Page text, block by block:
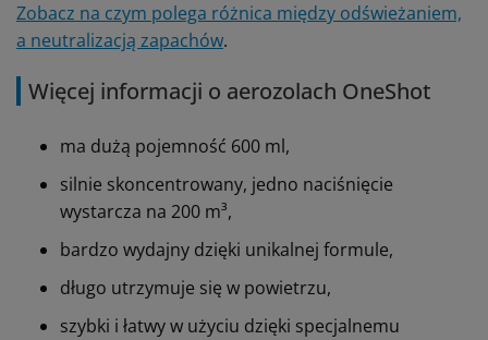
Zobacz na czym polega różnica między odświeżaniem,
a neutralizacją zapachów.
Więcej informacji o aerozolach OneShot
ma dużą pojemność 600 ml,
silnie skoncentrowany, jedno naciśnięcie
wystarcza na 200 m³,
bardzo wydajny dzięki unikalnej formule,
długo utrzymuje się w powietrzu,
szybki i łatwy w użyciu dzięki specjalnemu